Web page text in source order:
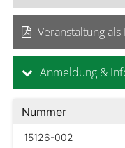
Veranstaltung als
Anmeldung &
Nummer
15126-002